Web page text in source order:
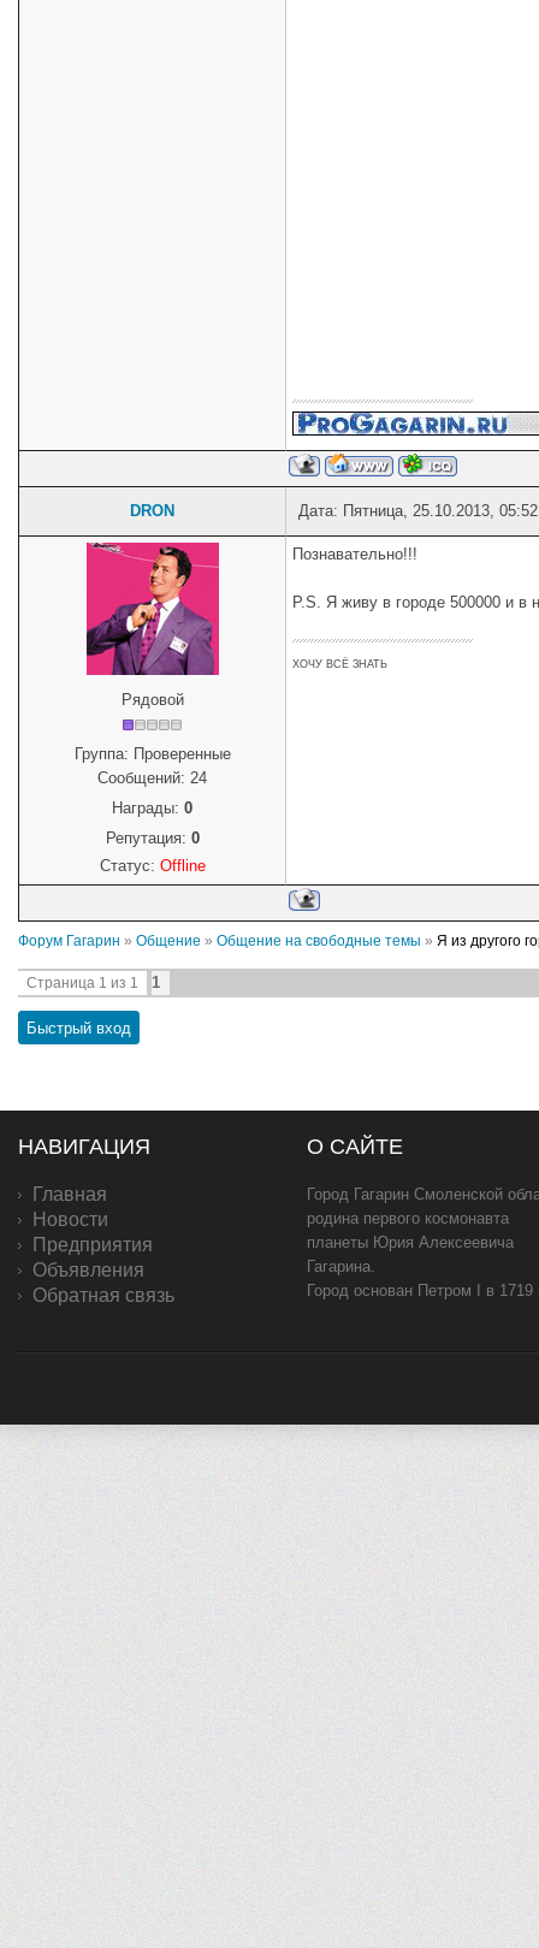
DRON Дата: Пятница, 25.10.2013,
Рядовой
Группа: Проверенные
Сообщений: 24
Награды: 0
Репутация: 0
Статус: Offline
Познавательно!!!
P.S. Я живу в городе 500000 и в
ХОЧУ ВСЁ ЗНАТЬ
Форум Гагарин » Общение » Общение на свободные темы » Я из другого
Страница 1 из 1 1
НАВИГАЦИЯ
Главная
Новости
Предприятия
Объявления
Обратная связь
О САЙТЕ
Город Гагарин Смоленской
родина первого космонавта
планеты Юрия Алексеевича
Гагарина.
Город основан Петром I в 1719